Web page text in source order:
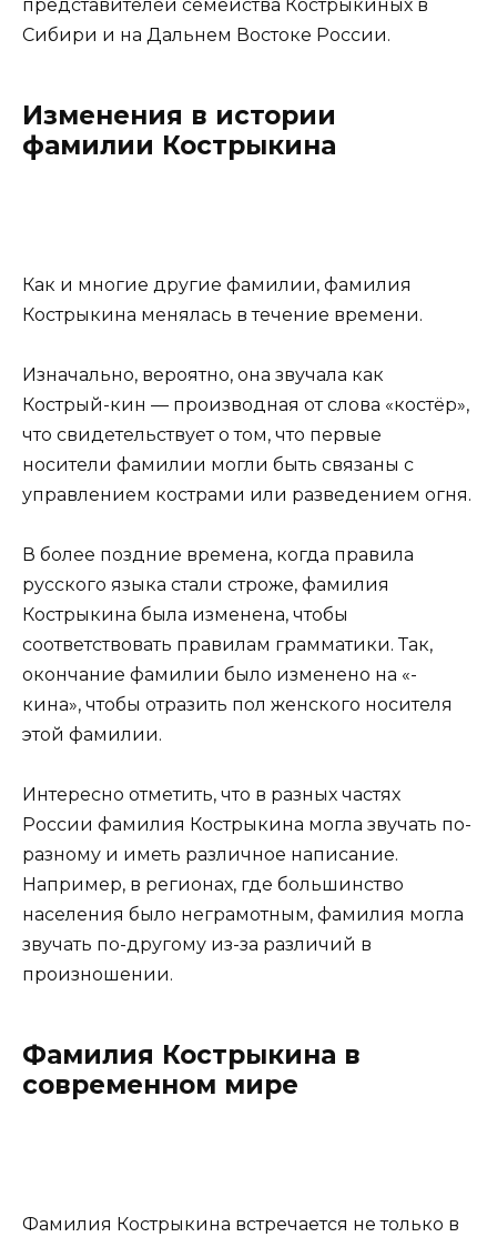
представителей семейства Кострыкиных в
Сибири и на Дальнем Востоке России.
Изменения в истории
фамилии Кострыкина
Как и многие другие фамилии, фамилия
Кострыкина менялась в течение времени.
Изначально, вероятно, она звучала как
Кострый-кин — производная от слова «костёр»,
что свидетельствует о том, что первые
носители фамилии могли быть связаны с
управлением кострами или разведением огня.
В более поздние времена, когда правила
русского языка стали строже, фамилия
Кострыкина была изменена, чтобы
соответствовать правилам грамматики. Так,
окончание фамилии было изменено на «-
кина», чтобы отразить пол женского носителя
этой фамилии.
Интересно отметить, что в разных частях
России фамилия Кострыкина могла звучать по-
разному и иметь различное написание.
Например, в регионах, где большинство
населения было неграмотным, фамилия могла
звучать по-другому из-за различий в
произношении.
Фамилия Кострыкина в
современном мире
Фамилия Кострыкина встречается не только в